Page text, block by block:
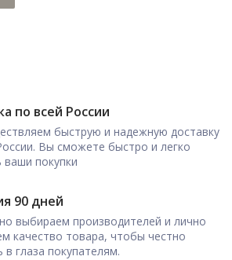
по всей России
быструю и надежную доставку
Вы сможете быстро и легко
ваши покупки
90 дней
выбираем производителей и лично
качество товара, чтобы честно
в глаза покупателям.